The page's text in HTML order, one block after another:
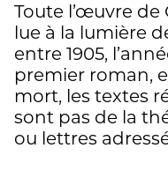
Toute l’œuvre de
lue à la lumière
entre 1905,
premier roman,
mort, les textes
sont pas de la
ou lettres